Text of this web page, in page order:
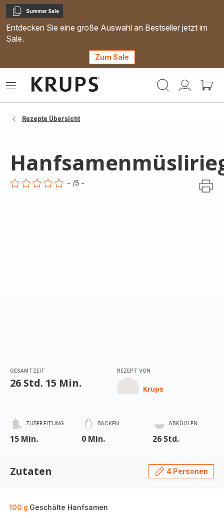
Kopieren
Summer Sale
Entdecken Sie eine große Auswahl an Bestseller jetzt im
Sale.
Zum Sale
Mein
Mein
Das
Rezepte Übersicht
- /5 -
GESAMTZEIT
26 Std. 15 Min.
REZEPT VON
Krups
ZUBEREITUNG
15 Min.
BACKEN
0 Min.
ABKÜHLEN
26 Std.
Zutaten 4 Personen
100 g Geschälte Hanfsamen